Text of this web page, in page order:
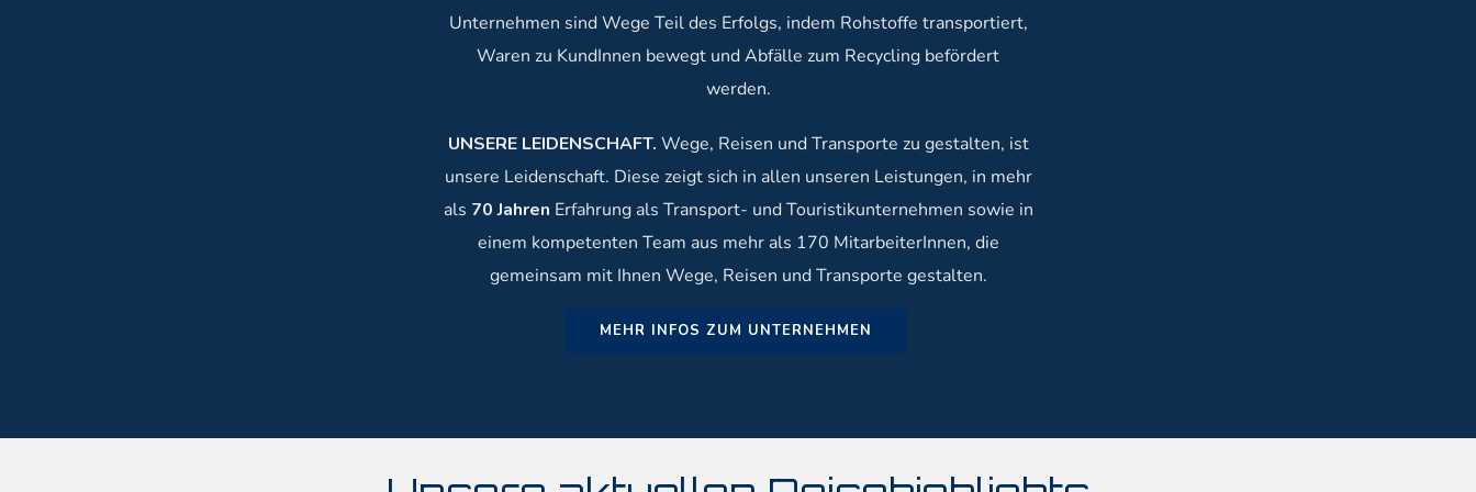
Unternehmen sind Wege Teil des Erfolgs, indem Rohstoffe transportiert,
Waren zu KundInnen bewegt und Abfälle zum Recycling befördert
werden.
UNSERE LEIDENSCHAFT. Wege, Reisen und Transporte zu gestalten, ist
unsere Leidenschaft. Diese zeigt sich in allen unseren Leistungen, in mehr
als 70 Jahren Erfahrung als Transport- und Touristikunternehmen sowie in
einem kompetenten Team aus mehr als 170 MitarbeiterInnen, die
gemeinsam mit Ihnen Wege, Reisen und Transporte gestalten.
MEHR INFOS ZUM UNTERNEHMEN